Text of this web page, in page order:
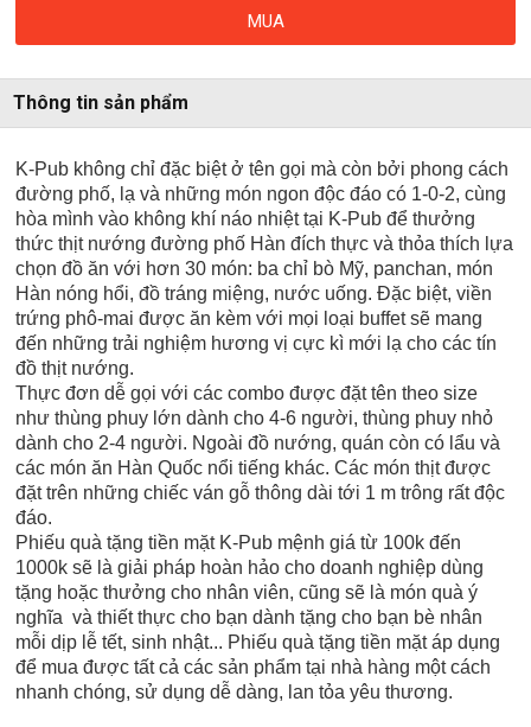
MUA
Thông tin sản phẩm
K-Pub không chỉ đặc biệt ở tên gọi mà còn bởi phong cách
đường phố, lạ và những món ngon độc đáo có 1-0-2, cùng
hòa mình vào không khí náo nhiệt tại K-Pub để thưởng
thức thịt nướng đường phố Hàn đích thực và thỏa thích lựa
chọn đồ ăn với hơn 30 món: ba chỉ bò Mỹ, panchan, món
Hàn nóng hổi, đồ tráng miệng, nước uống. Đặc biệt, viền
trứng phô-mai được ăn kèm với mọi loại buffet sẽ mang
đến những trải nghiệm hương vị cực kì mới lạ cho các tín
đồ thịt nướng.
Thực đơn dễ gọi với các combo được đặt tên theo size
như thùng phuy lớn dành cho 4-6 người, thùng phuy nhỏ
dành cho 2-4 người. Ngoài đồ nướng, quán còn có lẩu và
các món ăn Hàn Quốc nổi tiếng khác. Các món thịt được
đặt trên những chiếc ván gỗ thông dài tới 1 m trông rất độc
đáo.
Phiếu quà tặng tiền mặt K-Pub mệnh giá từ 100k đến
1000k sẽ là giải pháp hoàn hảo cho doanh nghiệp dùng
tặng hoặc thưởng cho nhân viên, cũng sẽ là món quà ý
nghĩa và thiết thực cho bạn dành tặng cho bạn bè nhân
mỗi dịp lễ tết, sinh nhật... Phiếu quà tặng tiền mặt áp dụng
để mua được tất cả các sản phẩm tại nhà hàng một cách
nhanh chóng, sử dụng dễ dàng, lan tỏa yêu thương.